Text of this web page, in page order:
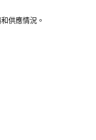
供應情況。